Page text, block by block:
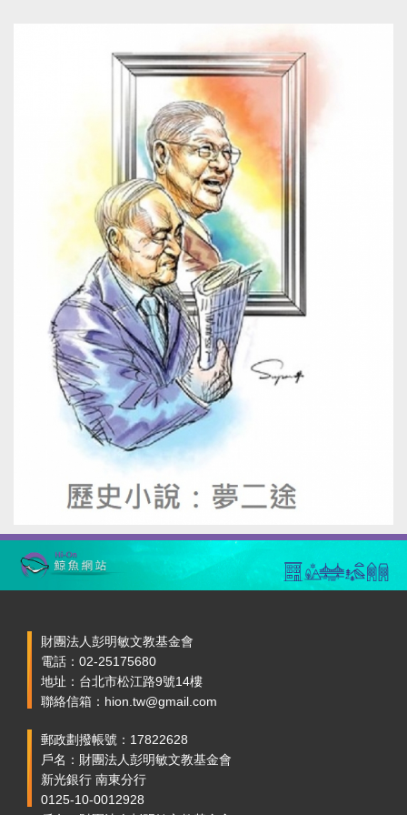
財團法人彭明敏文教基金會
電話：02-25175680
地址：台北市松江路9號14樓
聯絡信箱：hion.tw@gmail.com
郵政劃撥帳號：17822628
戶名：財團法人彭明敏文教基金會
新光銀行 南東分行
0125-10-0012928